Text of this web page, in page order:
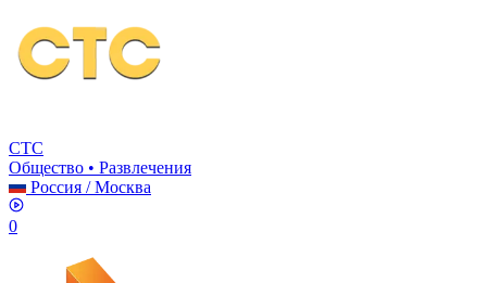
СТС
Общество • Развлечения
Россия /Москва
0